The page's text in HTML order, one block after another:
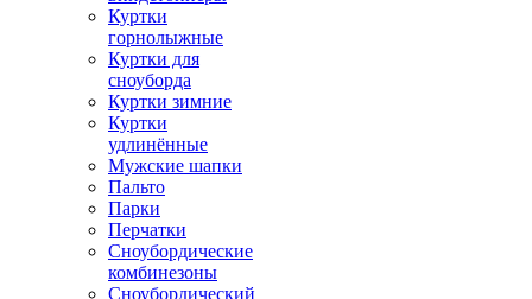
Куртки
горнолыжные
Куртки для
сноуборда
Куртки зимние
Куртки
удлинённые
Мужские шапки
Пальто
Парки
Перчатки
Сноубордические
комбинезоны
Сноубордический